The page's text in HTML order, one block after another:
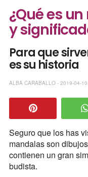
¿Qué es
y
Para que
es su historia
ALBA CARABALLO - 2019-04-
Seguro que los has
mandalas son
contienen un gran
budista.